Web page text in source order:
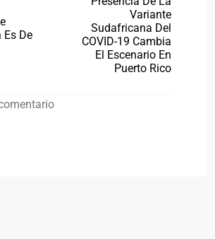
Es De
Variante
Sudafricana Del
COVID-19 Cambia
El Escenario En
Puerto Rico